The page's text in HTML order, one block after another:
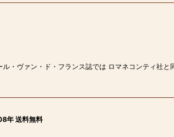
ル・ヴァン・ド・フランス誌では ロマネコンティ
年 送料無料